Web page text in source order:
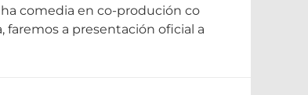
comedia en co-produción co
faremos a presentación oficial a